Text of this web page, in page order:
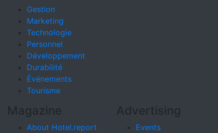
Gestion
Marketing
Technologie
Personnel
Développement
Durabilité
Événements
Tourisme
Magazine
About Hotel.report
Advertising
Events